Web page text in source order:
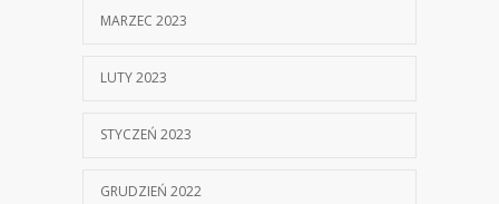
MARZEC 2023
LUTY 2023
STYCZEŃ 2023
GRUDZIEŃ 2022